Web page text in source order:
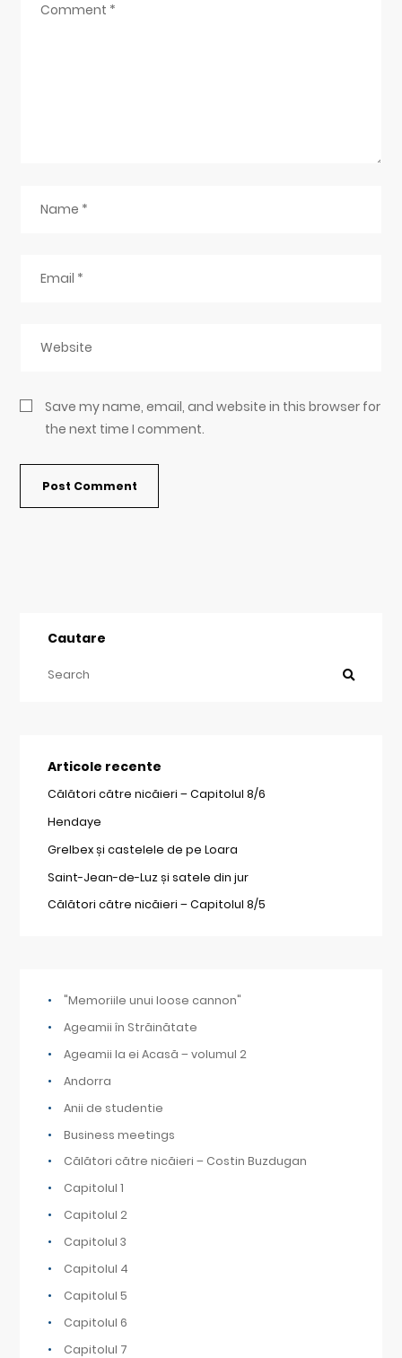
Save my name, email, and website in this browser for
the next time I comment.
Cautare
Articole recente
Călători către nicăieri – Capitolul 8/6
Hendaye
Grelbex și castelele de pe Loara
Saint-Jean-de-Luz și satele din jur
Călători către nicăieri – Capitolul 8/5
"Memoriile unui loose cannon"
Ageamii în Străinătate
Ageamii la ei Acasă – volumul 2
Andorra
Anii de studentie
Business meetings
Călători către nicăieri – Costin Buzdugan
Capitolul 1
Capitolul 2
Capitolul 3
Capitolul 4
Capitolul 5
Capitolul 6
Capitolul 7